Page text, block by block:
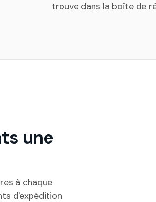
trouve dans la boîte de
une
à chaque
d'expédition